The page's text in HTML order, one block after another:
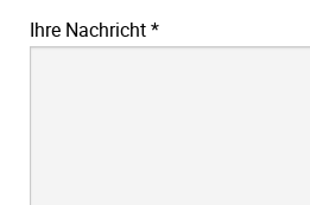
Ihre Nachricht*